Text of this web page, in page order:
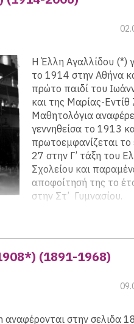
δύο γιούς, τον Γεώργιο
Η Έλλη Αγαλλίδου (*)
το 1914 στην Αθήνα
πρώτο παιδί του
και της Μαρίας-
Μαθητολόγια
γεννηθείσα το 1913
πρωτοεμφανίζεται
27 στην Γ’ τάξη του
Σχολείου και
αποφοίτησή της το
στην Στ’ Γυμνασίου.
από το Πανεπιστήμιο
Wieland. Εκεί γνώρισε τον
και επέβλεψε την
(1891-1968)
αναφέρονται στην σελιδα